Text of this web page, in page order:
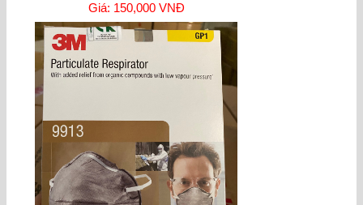
Giá: 150,000 VNĐ